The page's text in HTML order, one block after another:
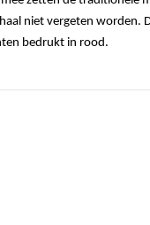
niet vergeten worden.
bedrukt in rood.